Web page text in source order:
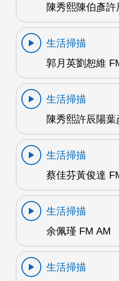
陳秀熙陳伯彥許
生活掃描
郭月英劉恕維
生活掃描
陳秀熙許辰陽葉
生活掃描
蔡佳芬黃俊達
生活掃描
余佩瑾 FM AM
生活掃描